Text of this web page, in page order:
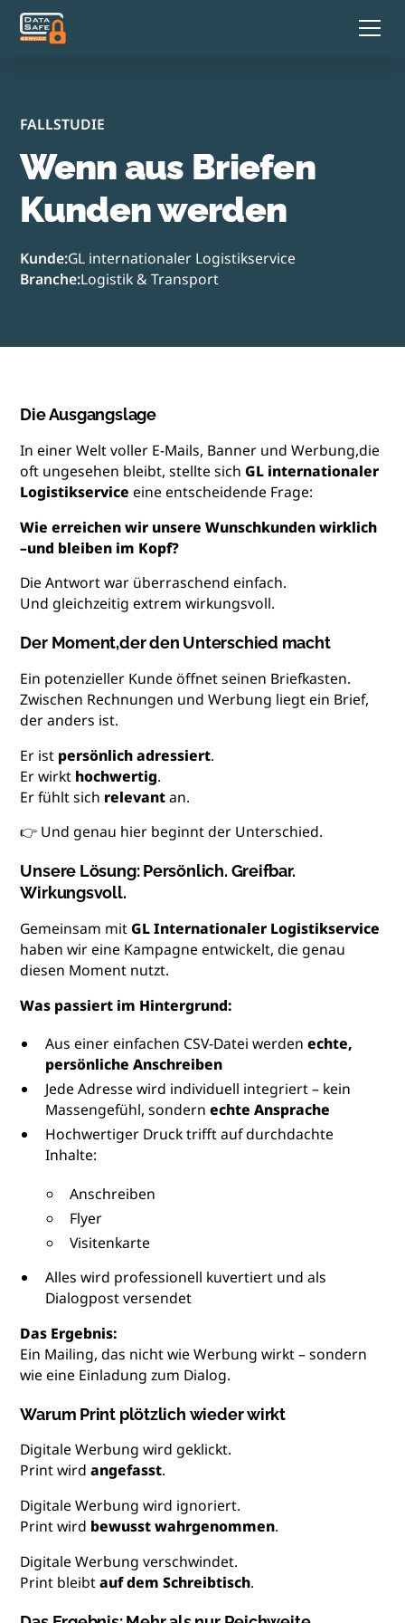
FALLSTUDIE
Wenn aus Briefen
Kunden werden
Kunde:GL internationaler Logistikservice
Branche:Logistik & Transport
Die Ausgangslage
In einer Welt voller E-Mails, Banner und Werbung,die
oft ungesehen bleibt, stellte sichGL internationaler
Logistikservice eine entscheidende Frage:
Wie erreichen wir unsere Wunschkunden wirklich
–und bleiben im Kopf?
Die Antwort war überraschend einfach.
Und gleichzeitig extrem wirkungsvoll.
Der Moment,der den Unterschied macht
Ein potenzieller Kunde öffnet seinen Briefkasten.
Zwischen Rechnungen und Werbung liegt ein Brief,
der anders ist.
Er ist persönlich adressiert.
Er wirkt hochwertig.
Er fühlt sich relevantan.
👉 Und genau hier beginnt der Unterschied.
Unsere Lösung: Persönlich. Greifbar.
Wirkungsvoll.
Gemeinsam mitGL Internationaler Logistikservice
haben wir eine Kampagne entwickelt, die genau
diesen Moment nutzt.
Was passiert im Hintergrund:
Aus einer einfachen CSV-Datei werden echte,
persönliche Anschreiben
Jede Adresse wird individuell integriert – kein
Massengefühl, sondern echte Ansprache
Hochwertiger Druck trifft auf durchdachte
Inhalte:
Anschreiben
Flyer
Visitenkarte
Alles wird professionell kuvertiert und als
Dialogpost versendet
Das Ergebnis:
Ein Mailing, das nicht wie Werbung wirkt – sondern
wie eine Einladung zum Dialog.
Warum Print plötzlich wieder wirkt
Digitale Werbung wird geklickt.
Print wirdangefasst.
Digitale Werbung wird ignoriert.
Print wird bewusst wahrgenommen.
Digitale Werbung verschwindet.
Print bleibtauf dem Schreibtisch.